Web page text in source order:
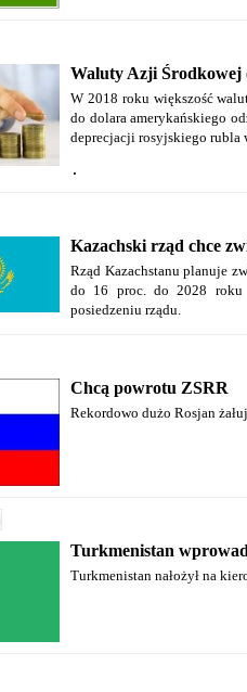
Waluty Azji Środkowej
W 2018 roku większość
do dolara amerykańskiego
deprecjacji rosyjskiego rubla
.
Kazachski rząd chce
Rząd Kazachstanu planuje
do 16 proc. do 2028 roku
posiedzeniu rządu.
Chcą powrotu ZSRR
Rekordowo dużo Rosjan
Turkmenistan
Turkmenistan nałożył na